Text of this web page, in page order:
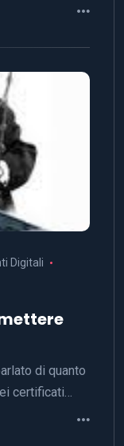
Digitali
di quanto
certificati…